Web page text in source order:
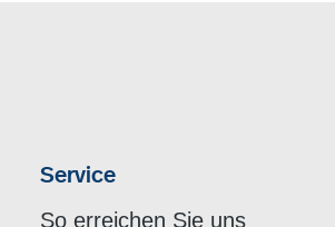
Service
So erreichen Sie uns